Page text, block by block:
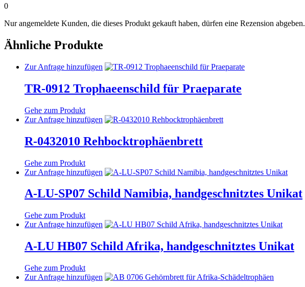
0
Nur angemeldete Kunden, die dieses Produkt gekauft haben, dürfen eine Rezension abgeben.
Ähnliche Produkte
Zur Anfrage hinzufügen Dieses
mehrere
Die
können
auf
Produktseite
gewählt
TR-0912 Trophaeenschild für Praeparate
Gehe zum Produkt
Zur Anfrage hinzufügen Dieses
weist
mehrere
Die
können
auf
Produktseite
gewählt
R-0432010 Rehbocktrophäenbrett
Gehe zum Produkt
Zur Anfrage hinzufügen Dieses
weist
mehrere
Die
können
auf
Produktseite
gewählt
A-LU-SP07 Schild Namibia, handgeschnitztes Unikat
Gehe zum Produkt
Zur Anfrage hinzufügen Dieses
weist
mehrere
Die
A-LU HB07 Schild Afrika, handgeschnitztes Unikat
Gehe zum Produkt
Zur Anfrage hinzufügen Dieses